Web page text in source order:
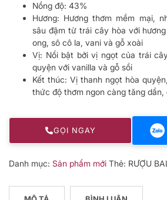
Nồng độ: 43%
Hương: Hương thơm mềm mại,
sâu đậm từ trái cây hòa với
ong, sô cô la, vani và gỗ xoài
Vị: Nổi bật bởi vị ngọt của trái
quyện với vanilla và gỗ sồi
Kết thúc: Vị thanh ngọt hòa
thức độ thơm ngon càng tăng dần,
GỌI NGAY
Danh mục: Sản phẩm mới Thẻ: RƯỢU